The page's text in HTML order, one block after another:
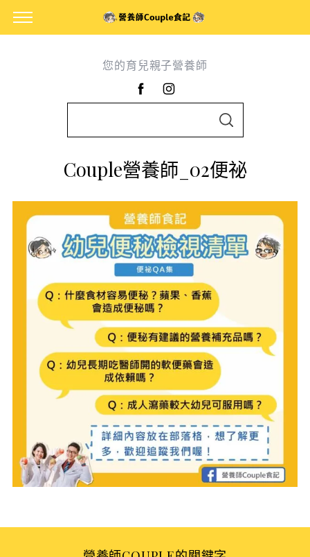
您的育兒親子營養師
r
o
:
S
C
H
Couple營養師_02便祕